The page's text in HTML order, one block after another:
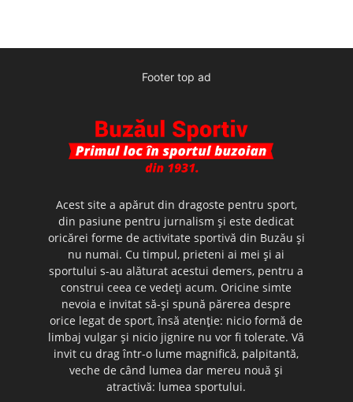
Footer top ad
Acest site a apărut din dragoste pentru sport,
din pasiune pentru jurnalism şi este dedicat
oricărei forme de activitate sportivă din Buzău şi
nu numai. Cu timpul, prieteni ai mei şi ai
sportului s-au alăturat acestui demers, pentru a
construi ceea ce vedeţi acum. Oricine simte
nevoia e invitat să-şi spună părerea despre
orice legat de sport, însă atenţie: nicio formă de
limbaj vulgar şi nicio jignire nu vor fi tolerate. Vă
invit cu drag într-o lume magnifică, palpitantă,
veche de când lumea dar mereu nouă şi
atractivă: lumea sportului.